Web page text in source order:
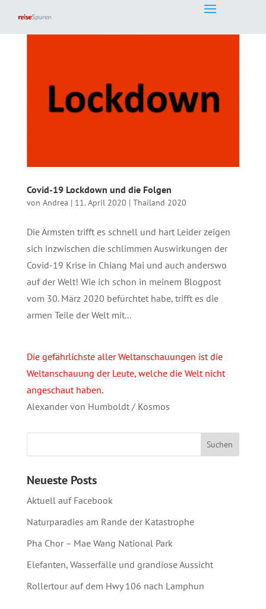
Covid-19 Lockdown und die Folgen
von Andrea | 11. April 2020 | Thailand 2020
Die Ärmsten trifft es schnell und hart Leider zeigen
sich inzwischen die schlimmen Auswirkungen der
Covid-19 Krise in Chiang Mai und auch anderswo
auf der Welt! Wie ich schon in meinem Blogpost
vom 30. März 2020 befürchtet habe, trifft es die
armen Teile der Welt mit...
Die gefährlichste aller Weltanschauungen ist die
Weltanschauung der Leute, welche die Welt nicht
angeschaut haben.
Alexander von Humboldt / Kosmos
Neueste Posts
Aktuell auf Facebook
Naturparadies am Rande der Katastrophe
Pha Chor – Mae Wang National Park
Elefanten, Wasserfälle und grandiose Aussicht
Rollertour auf dem Hwy 106 nach Lamphun